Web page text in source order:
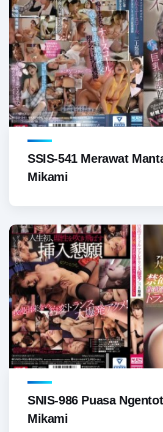
SSIS-541 Merawat
Mikami
SNIS-986 Puasa
Mikami